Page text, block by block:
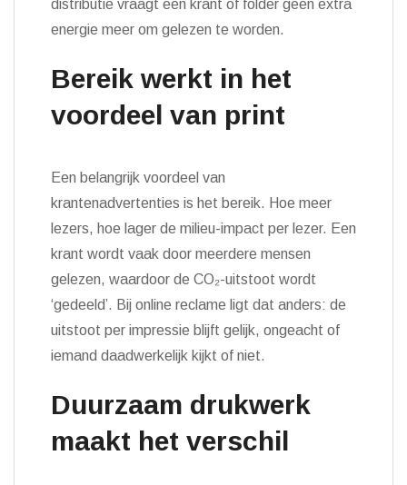
distributie vraagt een krant of folder geen extra
energie meer om gelezen te worden.
Bereik werkt in het
voordeel van print
Een belangrijk voordeel van
krantenadvertenties is het bereik. Hoe meer
lezers, hoe lager de milieu-impact per lezer. Een
krant wordt vaak door meerdere mensen
gelezen, waardoor de CO₂-uitstoot wordt
‘gedeeld’. Bij online reclame ligt dat anders: de
uitstoot per impressie blijft gelijk, ongeacht of
iemand daadwerkelijk kijkt of niet.
Duurzaam drukwerk
maakt het verschil